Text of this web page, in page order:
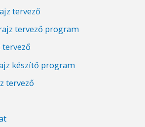
tervező
tervező program
tervező
készítő program
tervező